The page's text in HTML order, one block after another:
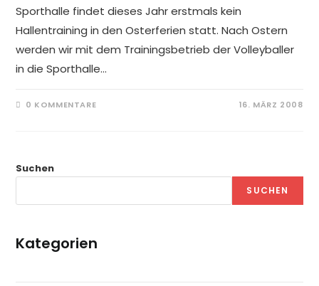
Sporthalle findet dieses Jahr erstmals kein
Hallentraining in den Osterferien statt. Nach Ostern
werden wir mit dem Trainingsbetrieb der Volleyballer
in die Sporthalle…
0 KOMMENTARE 16. MÄRZ 2008
Suchen
SUCHEN
Kategorien